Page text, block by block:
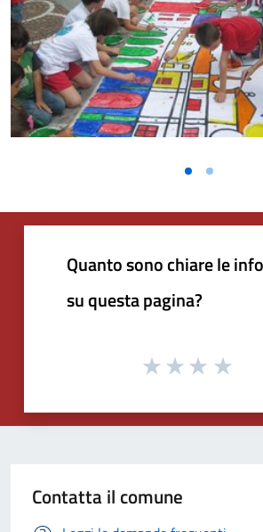
Quanto sono chiare le
su questa pagina?
Contatta il comune